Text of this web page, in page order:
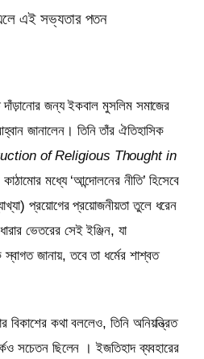
এলে এই সভ্যতার পতন
দাঁড়ানোর জন্য ইকবাল মুসলিম সমাজের
জানালেন। তিনি তাঁর ঐতিহাসিক
of Religious Thought in
মধ্যে ‘আন্দোলনের নীতি’ হিসেবে
প্রয়োগের প্রয়োজনীয়তা তুলে ধরেন
ভেতরের সেই ইঞ্জিন, যা
জানায়, তবে তা ধর্মের শাশ্বত
বিকাশের কথা বললেও, তিনি অনিয়ন্ত্রিত
সচেতন ছিলেন । ইজতিহাদ ব্যবহারের